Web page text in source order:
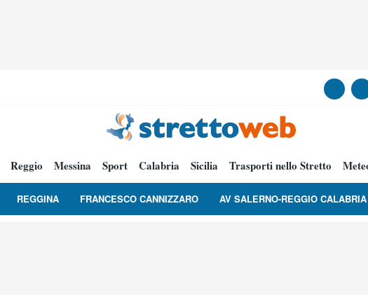
Reggio Messina Sport Calabria Sicilia Trasporti nello Stretto
REGGINA FRANCESCO CANNIZZARO AV SALERNO-REGGIO CALABRIA